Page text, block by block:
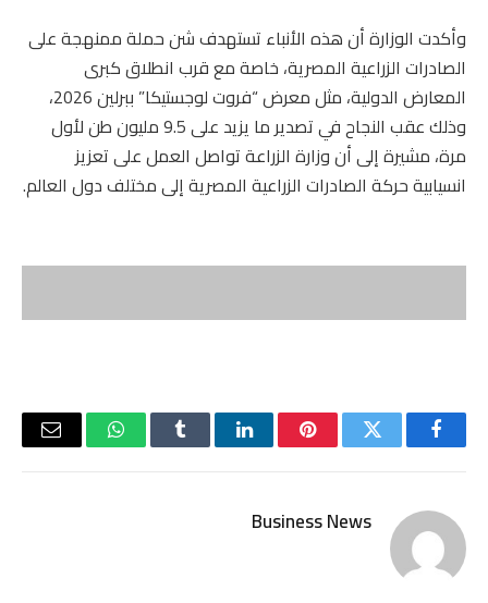
وأكدت الوزارة أن هذه الأنباء تستهدف شن حملة ممنهجة على
الصادرات الزراعية المصرية، خاصة مع قرب انطلاق كبرى
المعارض الدولية، مثل معرض “فروت لوجستيكا” ببرلين 2026،
وذلك عقب النجاح في تصدير ما يزيد على 9.5 مليون طن لأول
مرة، مشيرة إلى أن وزارة الزراعة تواصل العمل على تعزيز
انسيابية حركة الصادرات الزراعية المصرية إلى مختلف دول العالم.
فيسبوكتويتر بينتيريستلينكدإن Tumblr واتسابالبريد
Business News